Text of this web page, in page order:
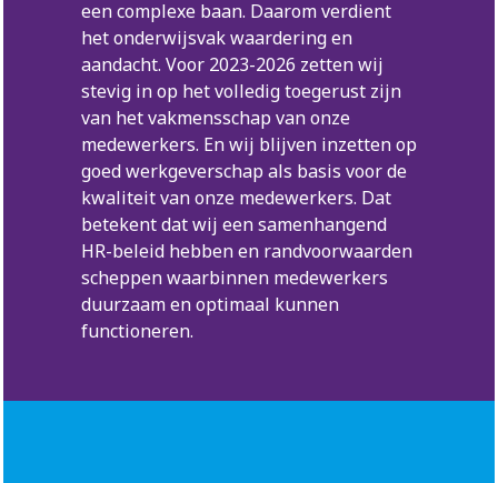
een complexe baan. Daarom verdient
het onderwijsvak waardering en
aandacht. Voor 2023-2026 zetten wij
stevig in op het volledig toegerust zijn
van het vakmensschap van onze
medewerkers. En wij blijven inzetten op
goed werkgeverschap als basis voor de
kwaliteit van onze medewerkers. Dat
betekent dat wij een samenhangend
HR-beleid hebben en randvoorwaarden
scheppen waarbinnen medewerkers
duurzaam en optimaal kunnen
functioneren.